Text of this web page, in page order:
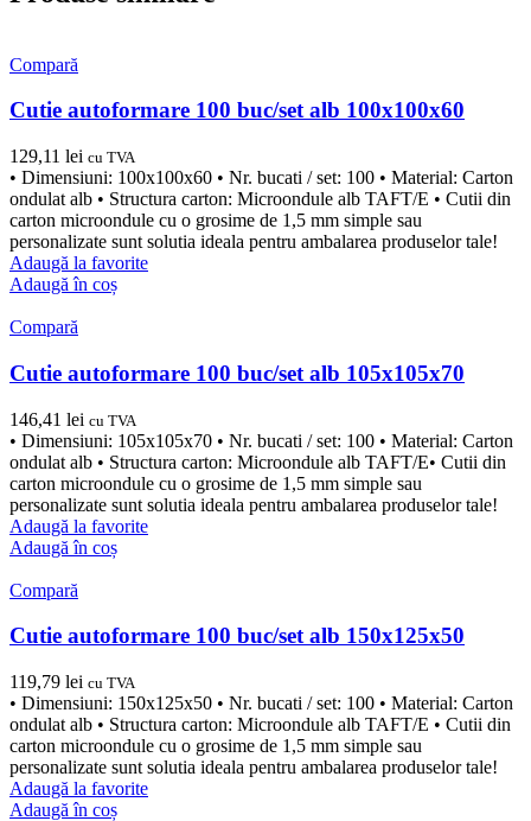
Compară
Cutie autoformare 100 buc/set alb 100x100x60
129,11 lei cu TVA
• Dimensiuni: 100x100x60 • Nr. bucati / set: 100 • Material: Carton
ondulat alb • Structura carton: Microondule alb TAFT/E • Cutii din
carton microondule cu o grosime de 1,5 mm simple sau
personalizate sunt solutia ideala pentru ambalarea produselor tale!
Adaugă la favorite
Adaugă în coș
Compară
Cutie autoformare 100 buc/set alb 105x105x70
146,41 lei cu TVA
• Dimensiuni: 105x105x70 • Nr. bucati / set: 100 • Material: Carton
ondulat alb • Structura carton: Microondule alb TAFT/E• Cutii din
carton microondule cu o grosime de 1,5 mm simple sau
personalizate sunt solutia ideala pentru ambalarea produselor tale!
Adaugă la favorite
Adaugă în coș
Compară
Cutie autoformare 100 buc/set alb 150x125x50
119,79 lei cu TVA
• Dimensiuni: 150x125x50 • Nr. bucati / set: 100 • Material: Carton
ondulat alb • Structura carton: Microondule alb TAFT/E • Cutii din
carton microondule cu o grosime de 1,5 mm simple sau
personalizate sunt solutia ideala pentru ambalarea produselor tale!
Adaugă la favorite
Adaugă în coș